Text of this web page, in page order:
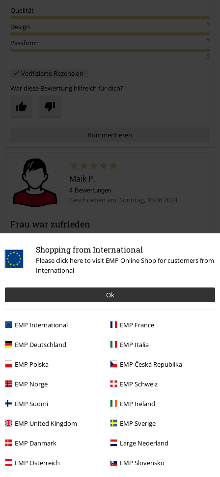
Shopping from International
Please click here to visit EMP Online Shop for customers from
International
Ok
EMP International EMP France
EMP Deutschland EMP Italia
EMP Polska EMP Česká Republika
EMP Norge EMP Schweiz
EMP Suomi EMP Ireland
EMP United Kingdom EMP Sverige
EMP Danmark Large Nederland
EMP Österreich EMP Slovensko
Qualität
5
Design
5
Passform
5
Verifizierte Rezension
War diese Bewertung hilfreich für dich?
Kommentieren
Kommentar jetzt abschicken!
Maik P.
4 Bewertungen
Geschrieben am: Sonntag, 30.06.2024
Frau war zufrieden
Mega coole Hose
Größe entspricht der angegebenen in 27
VG
5
Design
Passform
Kommentieren